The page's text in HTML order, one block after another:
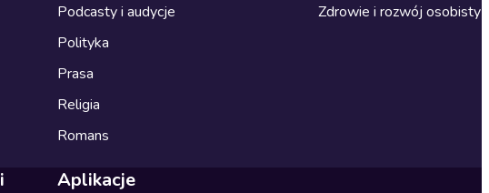
Podcasty i audycje
Polityka
Prasa
Religia
Romans
Zdrowie i rozwój osobisty
Aplikacje